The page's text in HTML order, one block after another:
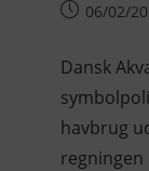
06/02/
Dansk
havbrug
regningen